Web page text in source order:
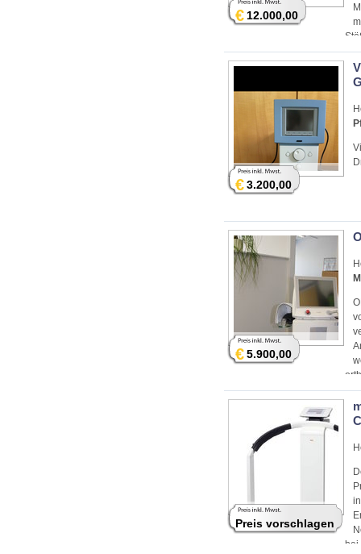
€12.000,00
€3.200,00
€5.900,00
bei
Preis vorschlagen